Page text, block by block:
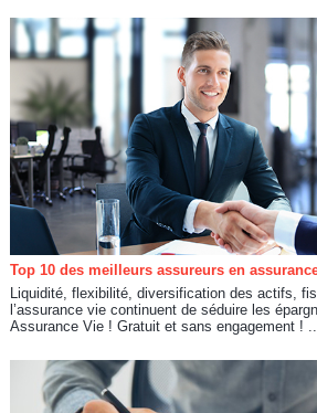
Top 10 des meilleurs assureurs en
Liquidité, flexibilité, diversification des actifs,
l’assurance vie continuent de séduire les
Assurance Vie ! Gratuit et sans engagement ! ...